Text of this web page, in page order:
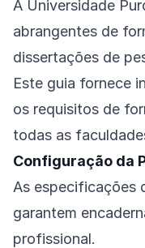
A Universidade
abrangentes de
dissertações de
Este guia fornece
os requisitos de
todas as
Configuração da
As especificações
garantem
profissional.